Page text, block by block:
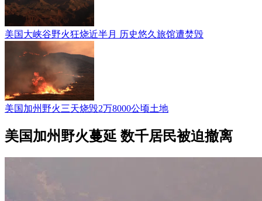
美国大峡谷野火狂烧近半月 历史悠久旅馆遭焚毁
美国加州野火三天烧毁2万8000公顷土地
美国加州野火蔓延 数千居民被迫撤离